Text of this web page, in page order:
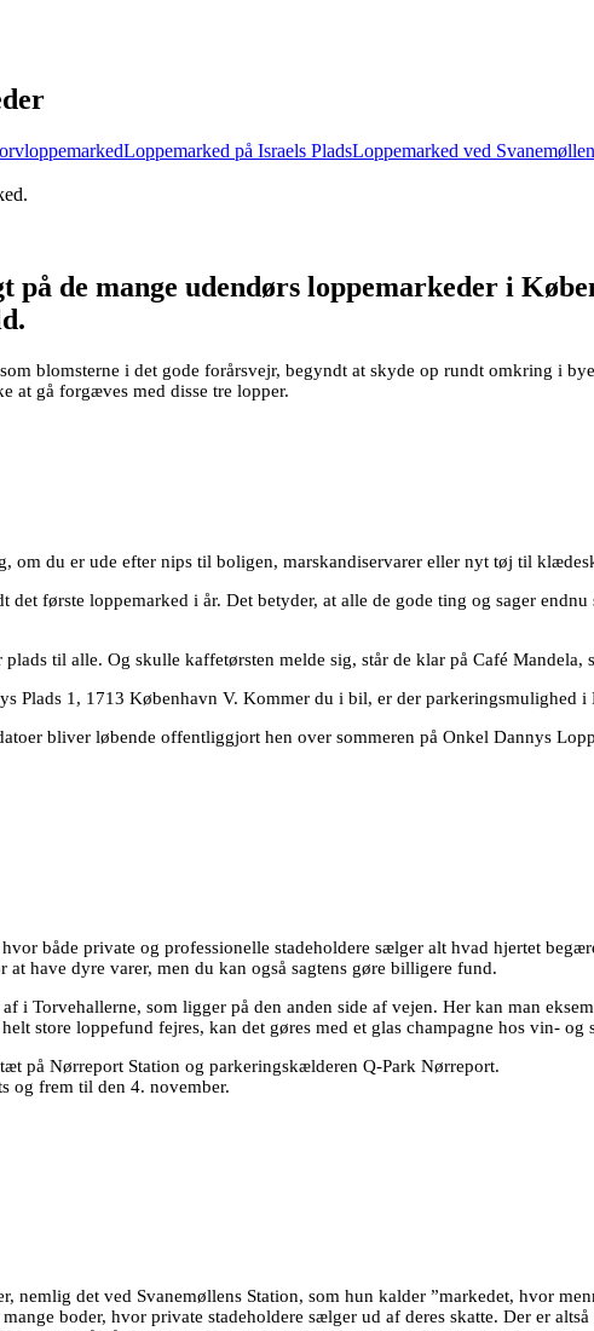
loppemarkedLoppemarked på Israels PladsLoppemarked ved
de mange udendørs loppemarkeder i
blomsterne i det gode forårsvejr, begyndt at skyde op rundt omkring i
at gå forgæves med disse tre lopper.
om du er ude efter nips til boligen, marskandiservarer eller nyt tøj til
første loppemarked i år. Det betyder, at alle de gode ting og sager
til alle. Og skulle kaffetørsten melde sig, står de klar på Café Mandela,
Plads 1, 1713 København V. Kommer du i bil, er der parkeringsmulighed
bliver løbende offentliggjort hen over sommeren på Onkel Dannys
både private og professionelle stadeholdere sælger alt hvad hjertet
have dyre varer, men du kan også sagtens gøre billigere fund.
i Torvehallerne, som ligger på den anden side af vejen. Her kan man
store loppefund fejres, kan det gøres med et glas champagne hos vin- og
på Nørreport Station og parkeringskælderen Q-Park Nørreport.
og frem til den 4. november.
nemlig det ved Svanemøllens Station, som hun kalder ”markedet, hvor
boder, hvor private stadeholdere sælger ud af deres skatte. Der er